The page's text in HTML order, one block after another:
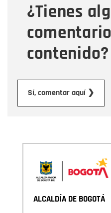
¿Tienes
contenido?
Sí, comentar aquí ❯
Mensaje
ALCALDÍA DE BOGOTÁ